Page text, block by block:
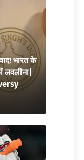
भारत के
लवलीना|